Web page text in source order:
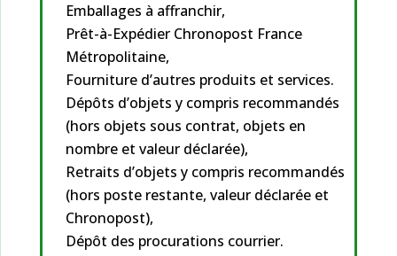
Emballages à affranchir,
Prêt-à-Expédier Chronopost France
Métropolitaine,
Fourniture d’autres produits et services.
Dépôts d’objets y compris recommandés
(hors objets sous contrat, objets en
nombre et valeur déclarée),
Retraits d’objets y compris recommandés
(hors poste restante, valeur déclarée et
Chronopost),
Dépôt des procurations courrier.